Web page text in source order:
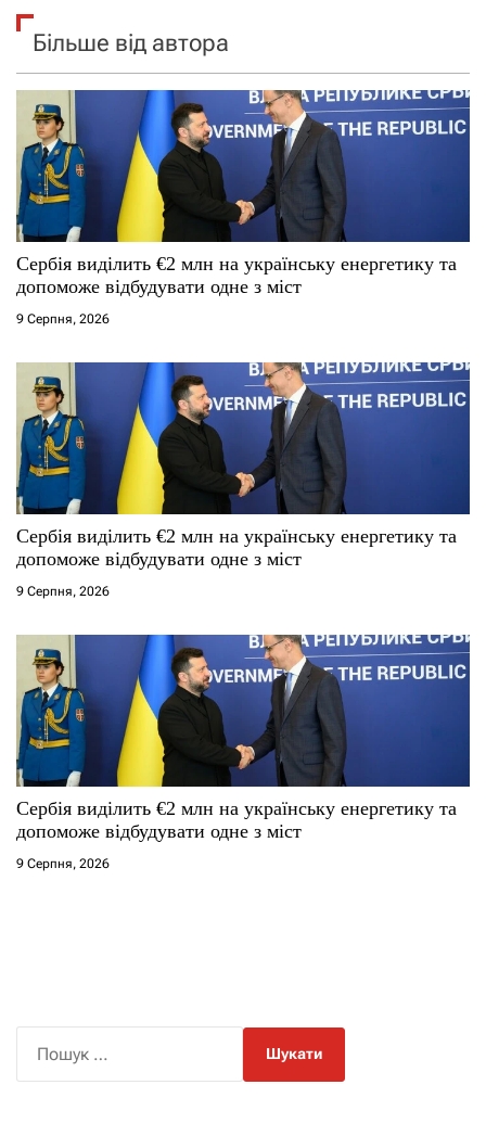
Більше від автора
Сербія виділить €2 млн на українську енергетику та
допоможе відбудувати одне з міст
9 Серпня, 2026
Сербія виділить €2 млн на українську енергетику та
допоможе відбудувати одне з міст
9 Серпня, 2026
Сербія виділить €2 млн на українську енергетику та
допоможе відбудувати одне з міст
9 Серпня, 2026